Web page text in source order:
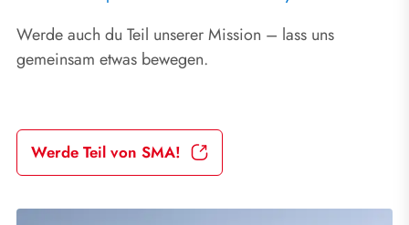
Werde auch du Teil unserer Mission – lass uns
gemeinsam etwas bewegen.
Werde Teil von SMA!